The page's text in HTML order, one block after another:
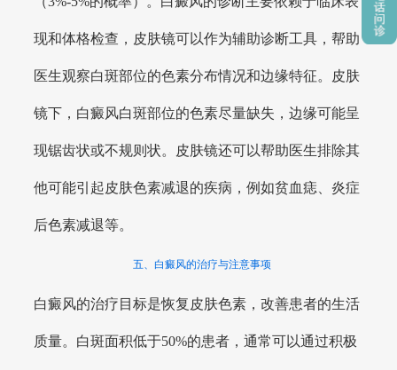
现和体格检查，皮肤镜可以作为辅助诊断工具，帮助
医生观察白斑部位的色素分布情况和边缘特征。皮肤
镜下，白癜风白斑部位的色素尽量缺失，边缘可能呈
现锯齿状或不规则状。皮肤镜还可以帮助医生排除其
他可能引起皮肤色素减退的疾病，例如贫血痣、炎症
后色素减退等。
五、白癜风的治疗与注意事项
白癜风的治疗目标是恢复皮肤色素，改善患者的生活
质量。白斑面积低于50%的患者，通常可以通过积极